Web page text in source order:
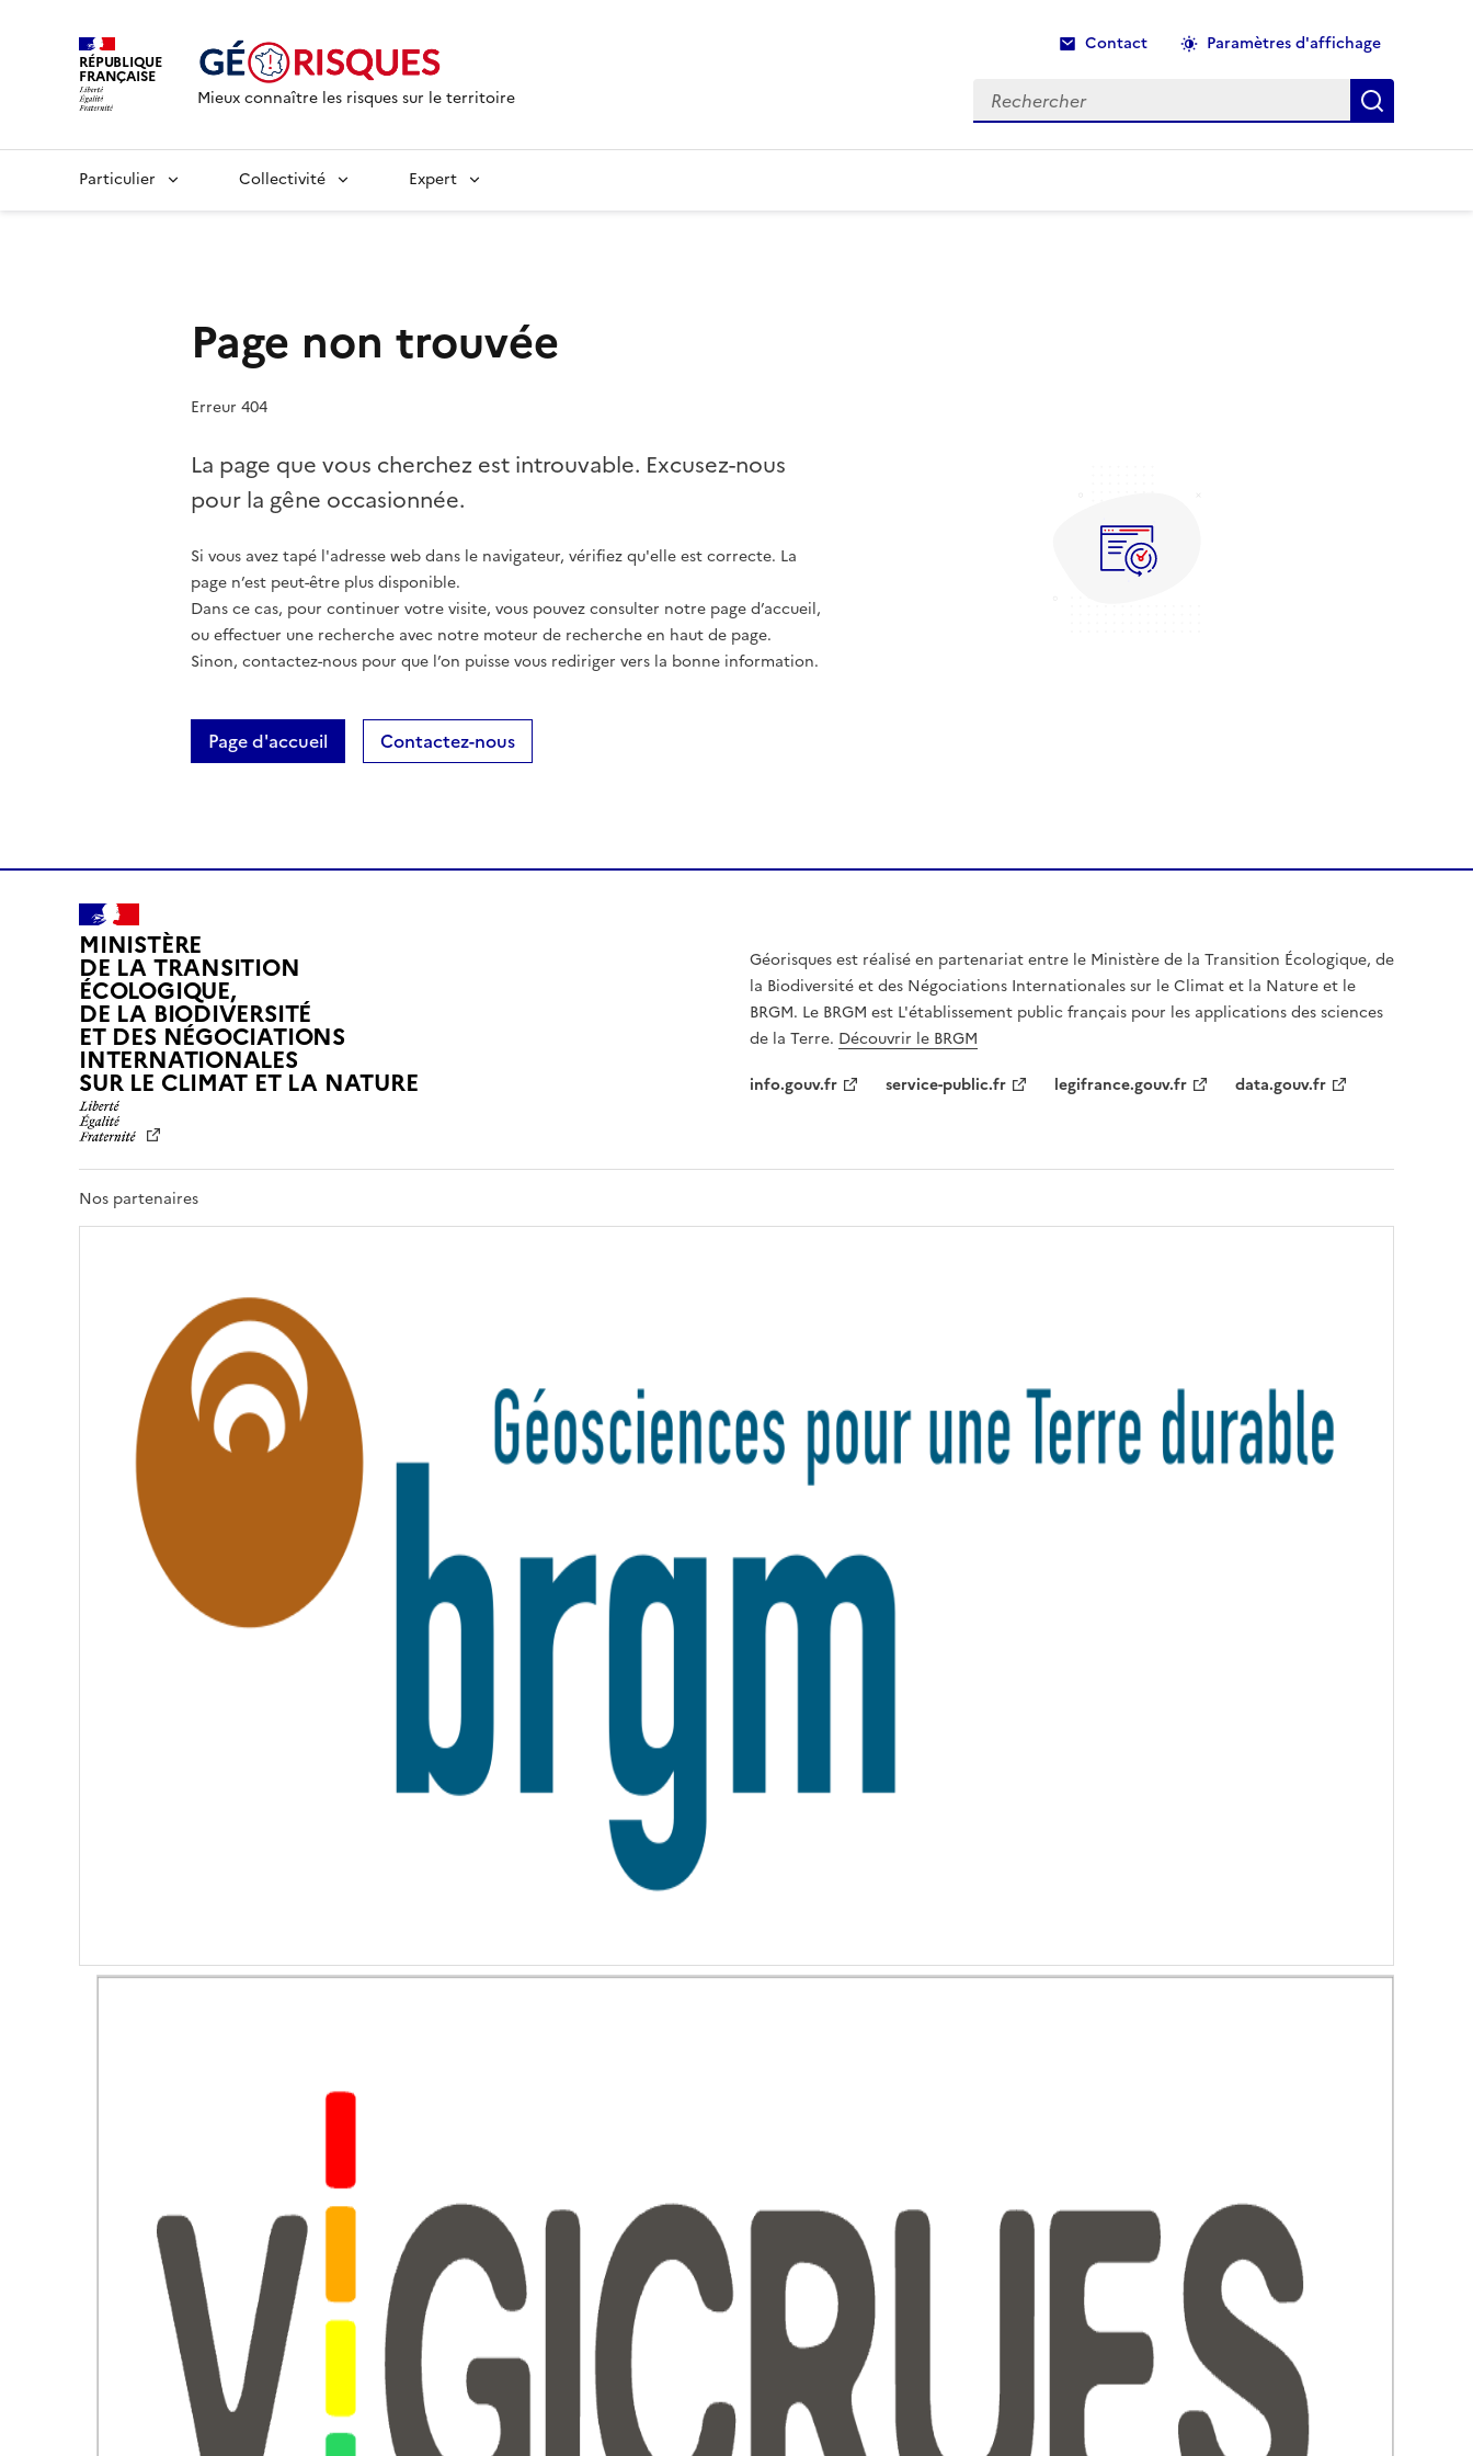
RÉPUBLIQUE
FRANÇAISE
Mieux connaître les risques sur le territoire
Contact Paramètres d'affichage
Rechercher Recherche
Particulier Collectivité Expert
Page non trouvée
Erreur 404
La page que vous cherchez est introuvable. Excusez-nous
pour la gêne occasionnée.
Si vous avez tapé l'adresse web dans le navigateur, vérifiez qu'elle est correcte. La
page n’est peut-être plus disponible.
Dans ce cas, pour continuer votre visite, vous pouvez consulter notre page d’accueil,
ou effectuer une recherche avec notre moteur de recherche en haut de page.
Sinon, contactez-nous pour que l’on puisse vous rediriger vers la bonne information.
Page d'accueil Contactez-nous
MINISTÈRE
DE LA TRANSITION
ÉCOLOGIQUE,
DE LA BIODIVERSITÉ
ET DES NÉGOCIATIONS
INTERNATIONALES
SUR LE CLIMAT ET LA NATUREL
R
É
R
R
N
T
Géorisques est réalisé en partenariat entre le Ministère de la Transition Écologique, de
la Biodiversité et des Négociations Internationales sur le Climat et la Nature et le
BRGM. Le BRGM est L'établissement public français pour les applications des sciences
de la Terre. Découvrir le BRGM
info.gouv.fr
service-public.fr legifrance.gouv.fr data.gouv.fr
Nos partenaires